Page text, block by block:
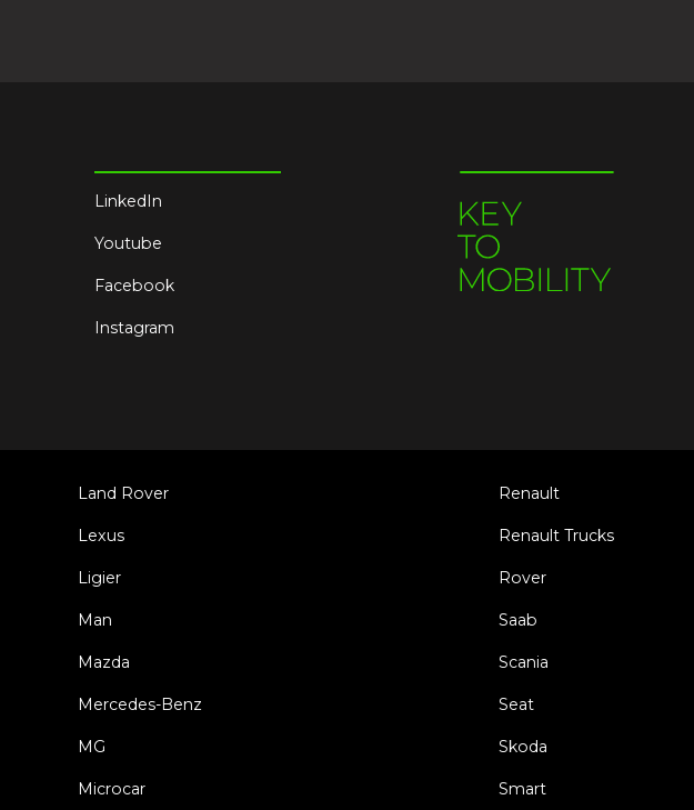
LinkedIn
Youtube
Facebook
Instagram
Land Rover
Lexus
Ligier
Man
Mazda
Mercedes-Benz
MG
Microcar
Renault
Renault Trucks
Rover
Saab
Scania
Seat
Skoda
Smart